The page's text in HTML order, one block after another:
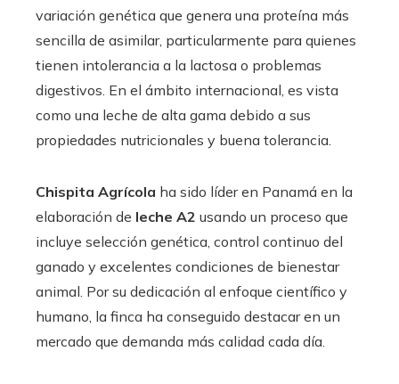
variación genética que genera una proteína más
sencilla de asimilar, particularmente para quienes
tienen intolerancia a la lactosa o problemas
digestivos. En el ámbito internacional, es vista
como una leche de alta gama debido a sus
propiedades nutricionales y buena tolerancia.
Chispita Agrícola ha sido líder en Panamá en la
elaboración de leche A2 usando un proceso que
incluye selección genética, control continuo del
ganado y excelentes condiciones de bienestar
animal. Por su dedicación al enfoque científico y
humano, la finca ha conseguido destacar en un
mercado que demanda más calidad cada día.